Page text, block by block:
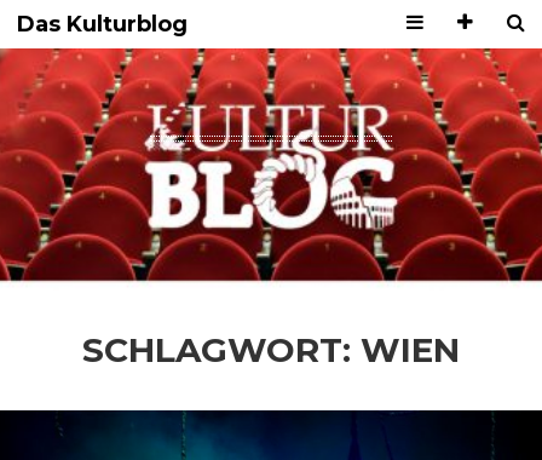
Das Kulturblog
SCHLAGWORT: WIEN